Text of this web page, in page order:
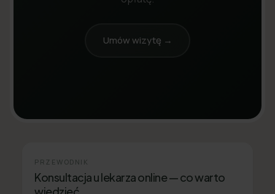
Umów wizytę →
PRZEWODNIK
Konsultacja u lekarza online — co warto
wiedzieć